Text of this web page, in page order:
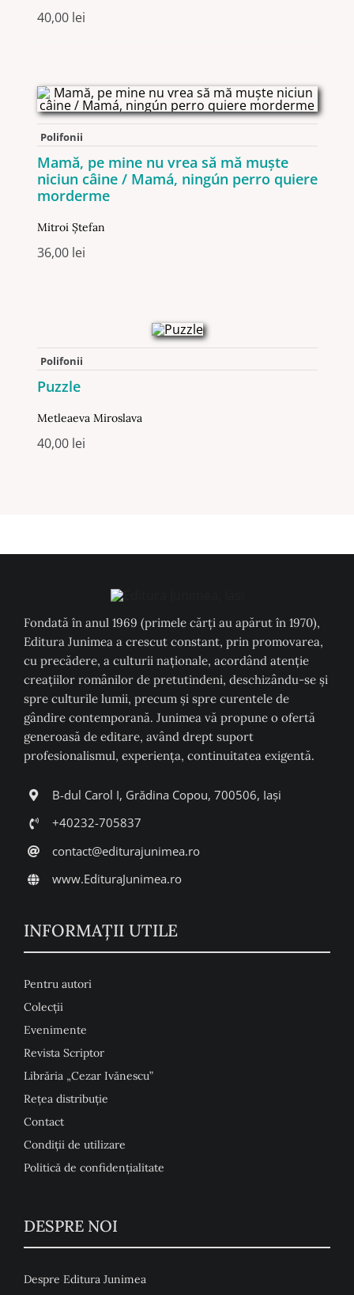
40,00 lei
Polifonii
Mamă, pe mine nu vrea să mă muște
niciun câine / Mamá, ningún perro quiere
morderme
Mitroi Ştefan
36,00 lei
Polifonii
Puzzle
Metleaeva Miroslava
40,00 lei
Fondată în anul 1969 (primele cărți au apărut în 1970),
Editura Junimea a crescut constant, prin promovarea,
cu precădere, a culturii naţionale, acordând atenţie
creaţiilor românilor de pretutindeni, deschizându-se şi
spre culturile lumii, precum şi spre curentele de
gândire contemporană. Junimea vă propune o ofertă
generoasă de editare, având drept suport
profesionalismul, experiența, continuitatea exigentă.
B-dul Carol I, Grădina Copou, 700506, Iași
+40232-705837
contact@editurajunimea.ro
www.EdituraJunimea.ro
INFORMAŢII UTILE
Pentru autori
Colecţii
Evenimente
Revista Scriptor
Librăria „Cezar Ivănescu”
Rețea distribuție
Contact
Condiţii de utilizare
Politică de confidențialitate
DESPRE NOI
Despre Editura Junimea